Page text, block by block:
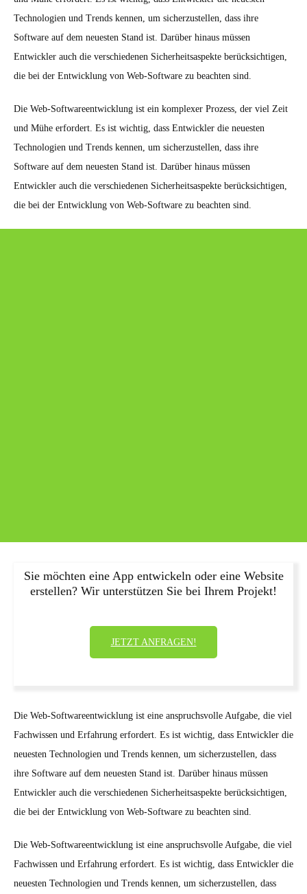
Technologien und Trends kennen, um sicherzustellen, dass ihre
Software auf dem neuesten Stand ist. Darüber hinaus müssen
Entwickler auch die verschiedenen Sicherheitsaspekte berücksichtigen,
die bei der Entwicklung von Web-Software zu beachten sind.
Die Web-Softwareentwicklung ist ein komplexer Prozess, der viel Zeit
und Mühe erfordert. Es ist wichtig, dass Entwickler die neuesten
Technologien und Trends kennen, um sicherzustellen, dass ihre
Software auf dem neuesten Stand ist. Darüber hinaus müssen
Entwickler auch die verschiedenen Sicherheitsaspekte berücksichtigen,
die bei der Entwicklung von Web-Software zu beachten sind.
Sie möchten eine App entwickeln oder eine Website
erstellen? Wir unterstützen Sie bei Ihrem Projekt!
JETZT ANFRAGEN!
Die Web-Softwareentwicklung ist eine anspruchsvolle Aufgabe, die viel
Fachwissen und Erfahrung erfordert. Es ist wichtig, dass Entwickler die
neuesten Technologien und Trends kennen, um sicherzustellen, dass
ihre Software auf dem neuesten Stand ist. Darüber hinaus müssen
Entwickler auch die verschiedenen Sicherheitsaspekte berücksichtigen,
die bei der Entwicklung von Web-Software zu beachten sind.
Die Web-Softwareentwicklung ist eine anspruchsvolle Aufgabe, die viel
Fachwissen und Erfahrung erfordert. Es ist wichtig, dass Entwickler die
neuesten Technologien und Trends kennen, um sicherzustellen, dass